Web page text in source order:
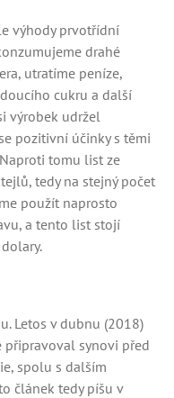
výhody prvotřídní
drahé
utratíme peníze,
cukru a další
výrobek udržel
pozitivní účinky s těmi
tomu list ze
tedy na stejný počet
použít naprosto
a tento list stojí
Letos v dubnu (2018)
synovi před
spolu s dalším
článek tedy píšu v